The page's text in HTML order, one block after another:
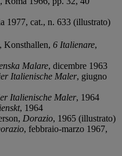
1977, cat., n. 633 (illustrato)
Konsthallen, 6 Italienare,
Malare, dicembre 1963
Italienische Maler, giugno
Italienische Maler, 1964
, 1964
Dorazio, 1965 (illustrato)
, febbraio-marzo 1967,